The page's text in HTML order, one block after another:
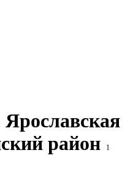
район
1